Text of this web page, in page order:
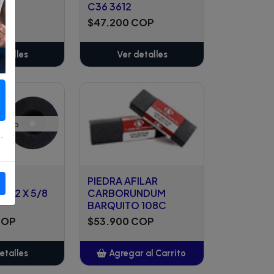
C36 3612
$47.200 COP
Ver detalles
X 2 X 5/8
PIEDRA AFILAR
CARBORUNDUM
BARQUITO 108C
$53.900 COP
Agregar al Carrito